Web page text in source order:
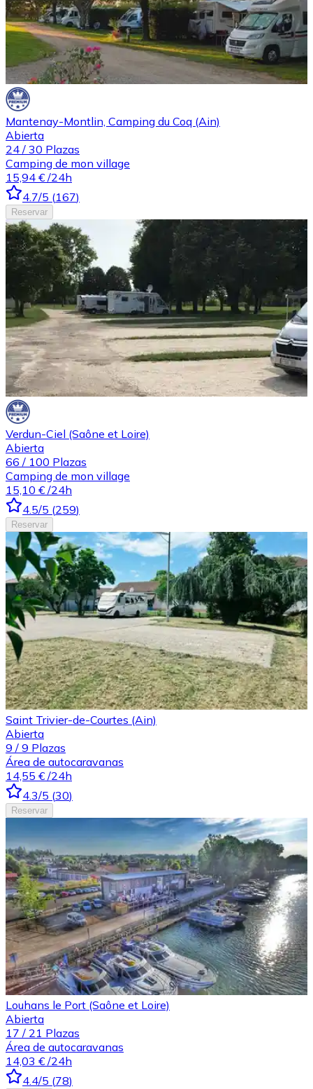
Mantenay-Montlin, Camping du Coq (Ain)
Abierta
24 / 30 Plazas
Camping de mon village
15,94 € /24h
4.7/5 (167)
Reservar
Verdun-Ciel (Saône et Loire)
Abierta
66 / 100 Plazas
Camping de mon village
15,10 € /24h
4.5/5 (259)
Reservar
Saint Trivier-de-Courtes (Ain)
Abierta
9 / 9 Plazas
Área de autocaravanas
14,55 € /24h
4.3/5 (30)
Reservar
Louhans le Port (Saône et Loire)
Abierta
17 / 21 Plazas
Área de autocaravanas
14,03 € /24h
4.4/5 (78)